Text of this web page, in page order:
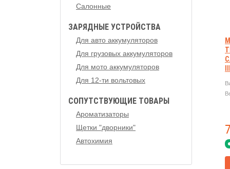
Салонные
ЗАРЯДНЫЕ УСТРОЙСТВА
Для авто аккумуляторов
Для грузовых аккумуляторов
Для мото аккумуляторов
Для 12-ти вольтовых
СОПУТСТВУЮЩИЕ ТОВАРЫ
Ароматизаторы
Щетки "дворники"
Автохимия